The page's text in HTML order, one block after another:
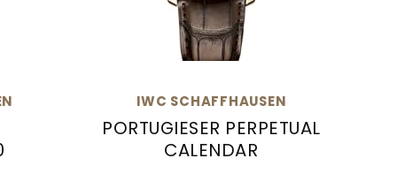
IWC SCHAFFHAUSEN
PORTUGIESER PERPETUAL
CALENDAR